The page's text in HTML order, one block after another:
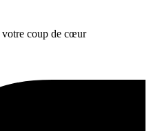
votre coup de cœur